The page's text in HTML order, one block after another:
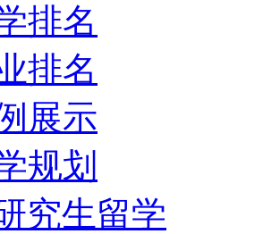
排名
排名
展示
规划
究生留学